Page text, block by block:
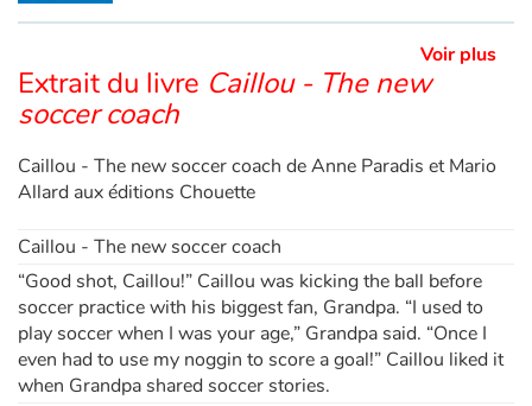
Ce livre est disponible en anglais :Caillou - The new soccer coach
Voir plus
Extrait du livre Caillou - The new
soccer coach
Caillou - The new soccer coach de Anne Paradis et Mario
Allard aux éditions Chouette
Caillou - The new soccer coach
“Good shot, Caillou!” Caillou was kicking the ball before
soccer practice with his biggest fan, Grandpa. “I used to
play soccer when I was your age,” Grandpa said. “Once I
even had to use my noggin to score a goal!” Caillou liked it
when Grandpa shared soccer stories.